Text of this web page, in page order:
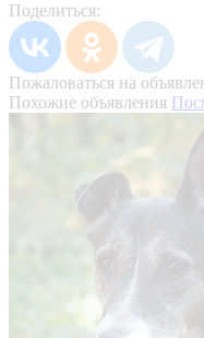
Поделиться:
Пожаловаться на
Похожие объявления